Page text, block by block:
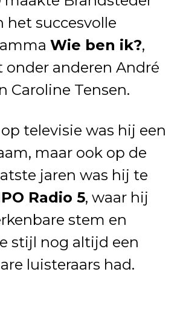
het succesvolle
Wie ben ik?,
onder anderen André
Caroline Tensen.
televisie was hij een
maar ook op de
jaren was hij te
Radio 5, waar hij
stem en
stijl nog altijd een
luisteraars had.